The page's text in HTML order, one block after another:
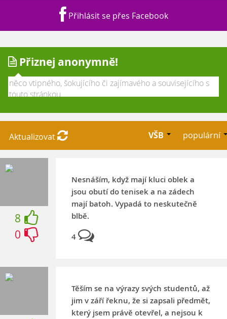
Přihlásit se přes Facebook
Přiznej anonymně!
Aktualizovat VŠB populární
8
0
Nesnáším, když mají kluci oblek a
jsou obutí do tenisek a na zádech
mají batoh. Vypadá to neskutečně
blbě.
4
Těším se na výrazy svých studentů, až
jim v září řeknu, že si zapsali předmět,
který jsem právě otevřel, a nejsou k